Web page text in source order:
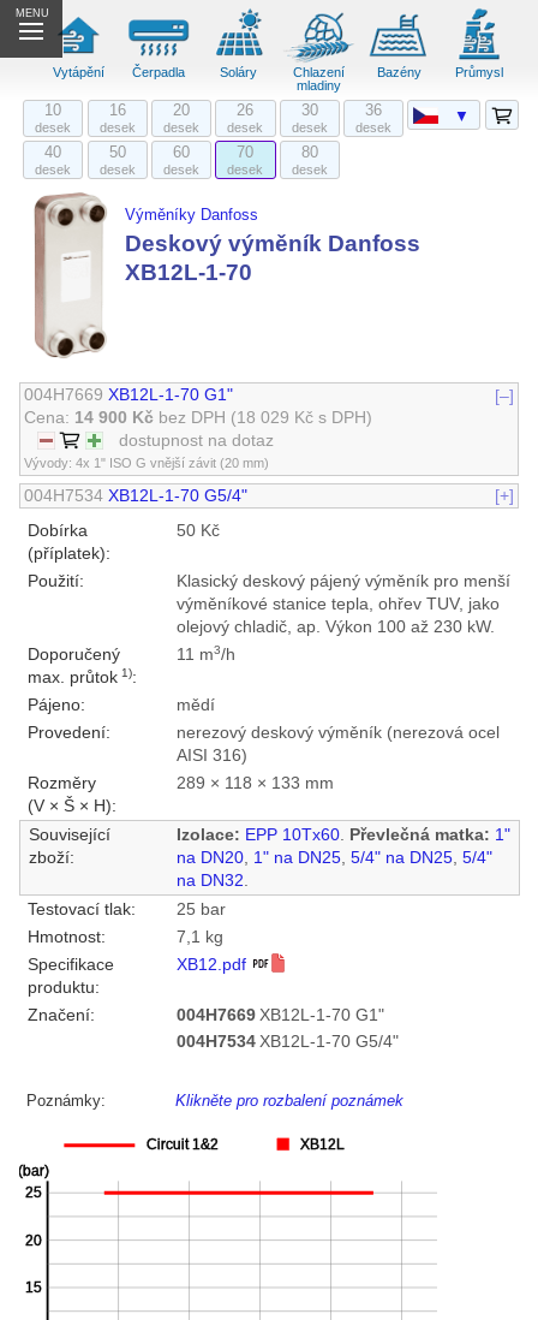
MENU
Vytápění Čerpadla Soláry
Chlazení
mladiny
Bazény Průmysl
10
desek
16
desek
20
desek
26
desek
30
desek
36
desek
40
desek
50
desek
60
desek
70
desek
80
desek
Výměníky Danfoss
Deskový výměník Danfoss
XB12L-1-70
004H7669 XB12L-1-70 G1"
[–]
Cena: 14 900 Kč bez DPH (18 029 Kč s DPH)
dostupnost na dotaz
Vývody: 4x 1" ISO G vnější závit (20 mm)
004H7534 XB12L-1-70 G5/4"
[+]
Dobírka
(příplatek):
50 Kč
Použití:
Klasický deskový pájený výměník pro menší
výměníkové stanice tepla, ohřev TUV, jako
olejový chladič, ap. Výkon 100 až 230 kW.
Doporučený
max. průtok1):
11 m3/h
Pájeno:
mědí
Provedení:
nerezový deskový výměník (nerezová ocel
AISI 316)
Rozměry
(V × Š × H):
289 × 118 × 133 mm
Související
zboží:
Izolace: EPP 10Tx60. Převlečná matka: 1"
na DN20, 1" na DN25, 5/4" na DN25, 5/4"
na DN32.
Testovací tlak:
25 bar
Hmotnost:
7,1 kg
Specifikace
produktu:
XB12.pdf
Značení: 004H7669 XB12L-1-70 G1"
004H7534 XB12L-1-70 G5/4"
Poznámky: Klikněte pro rozbalení poznámek
▼